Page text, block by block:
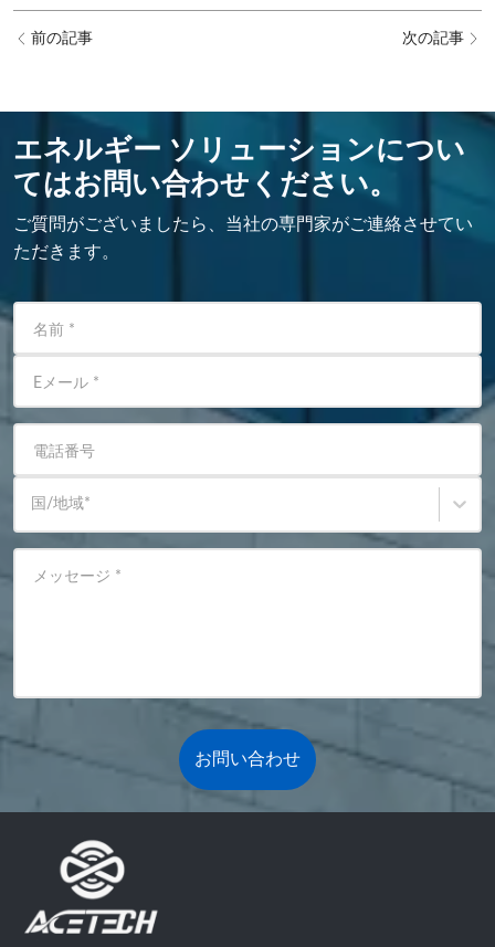
前の記事 次の記事
エネルギー ソリューションについ
てはお問い合わせください。
ご質問がございましたら、当社の専門家がご連絡させてい
ただきます。
名前 *
Eメール *
電話番号
国/地域*
メッセージ *
お問い合わせ